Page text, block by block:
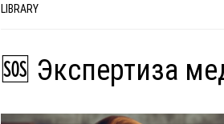
LIBRARY
🆘 Экспертиза